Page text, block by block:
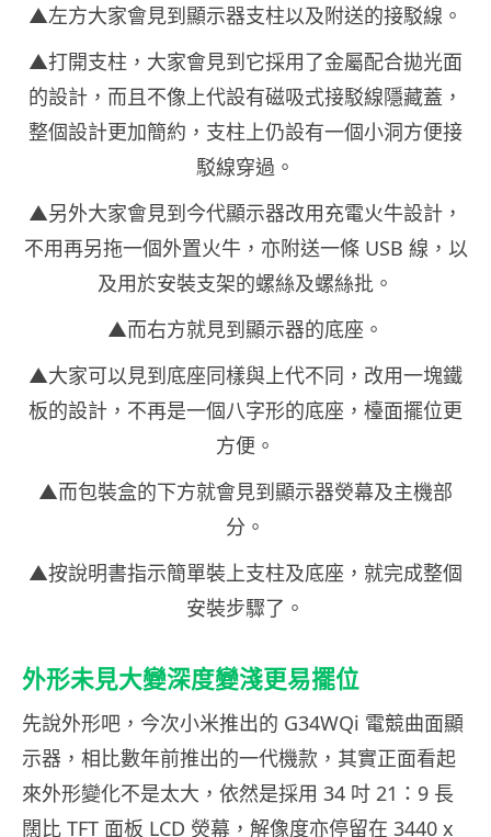
▲左方大家會見到顯示器支柱以及附送的接駁線。
▲打開支柱，大家會見到它採用了金屬配合拋光面
的設計，而且不像上代設有磁吸式接駁線隱藏蓋，
整個設計更加簡約，支柱上仍設有一個小洞方便接
駁線穿過。
▲另外大家會見到今代顯示器改用充電火牛設計，
不用再另拖一個外置火牛，亦附送一條 USB 線，以
及用於安裝支架的螺絲及螺絲批。
▲而右方就見到顯示器的底座。
▲大家可以見到底座同樣與上代不同，改用一塊鐵
板的設計，不再是一個八字形的底座，檯面擺位更
方便。
▲而包裝盒的下方就會見到顯示器熒幕及主機部
分。
▲按說明書指示簡單裝上支柱及底座，就完成整個
安裝步驟了。
外形未見大變深度變淺更易擺位
先說外形吧，今次小米推出的 G34WQi 電競曲面顯
示器，相比數年前推出的一代機款，其實正面看起
來外形變化不是太大，依然是採用 34 吋 21：9 長
闊比 TFT 面板 LCD 熒幕，解像度亦停留在 3440 x